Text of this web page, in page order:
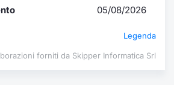
05/08/2026
Legenda
forniti da Skipper Informatica Srl